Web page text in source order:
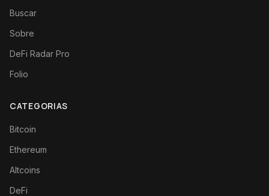
Buscar
Sobre
DeFi Radar Pro
Folio
CATEGORIAS
Bitcoin
Ethereum
Altcoins
DeFi